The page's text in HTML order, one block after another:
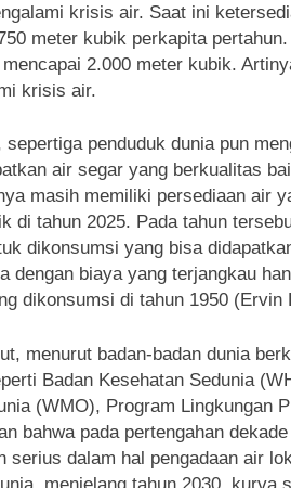
krisis air. Saat ini
meter kubik perkapita
2.000 meter kubik.
krisis air.
sepertiga penduduk dunia pun
air segar yang berkualitas
masih memiliki persediaan air
di tahun 2025. Pada tahun
dikonsumsi yang bisa
dengan biaya yang terjangkau
dikonsumsi di tahun 1950 (Ervin
menurut badan-badan dunia
Badan Kesehatan Sedunia
(WMO), Program Lingkungan
bahwa pada pertengahan
serius dalam hal pengadaan air
menjelang tahun 2030, kurva